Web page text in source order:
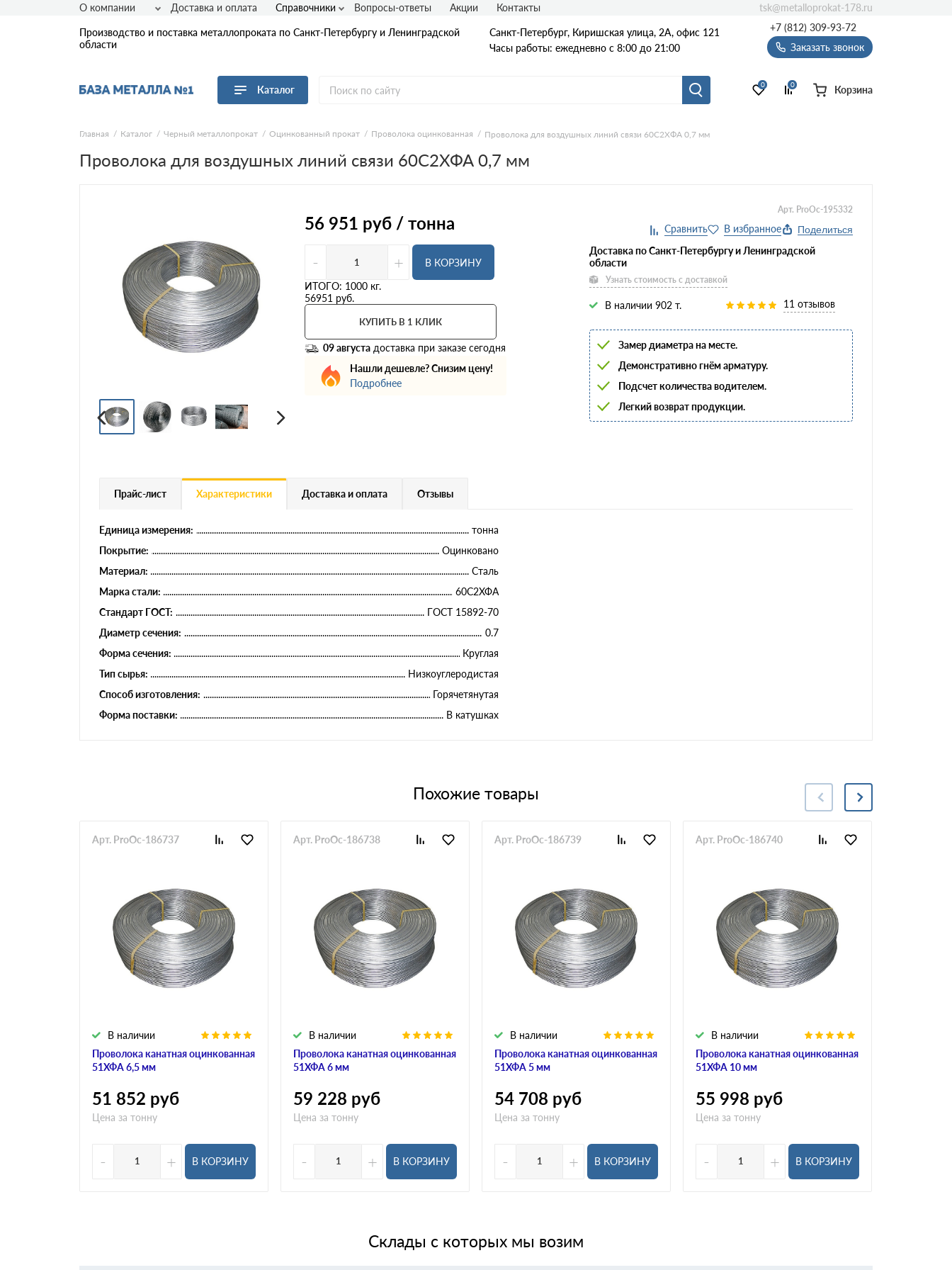
Производство и поставка металлопроката по Санкт-Петербургу и Ленинградской
области
Санкт-Петербург, Киришская улица, 2А, офис 121
Часы работы: ежедневно с 8:00 до 21:00
+7 (812) 309-93-72
Заказать звонок
Каталог
Перейти в каталог
Арматура
Фасонный прокат
Оцинкованный прокат
Рулонная сталь
Винтовые сваи
Профнастил
Евроштакетник
Цветной металлопрокат
Гладкая А1
A400
25Г2С
А500С
Для фундамента
Композитная арматура
10
14
16
0 0 Корзина
О компании Доставка и оплата Справочники Вопросы-ответы Акции Контакты tsk@metalloprokat-178.ru
Главная Каталог Черный металлопрокат Оцинкованный прокат Проволока оцинкованная Проволока для воздушных линий связи 60С2ХФА 0,7 мм
Проволока для воздушных линий связи 60С2ХФА 0,7 мм
56 951 руб / тонна
Арт. ProOc-195332
Поделиться
- +
В КОРЗИНУ
ИТОГО: 1000 кг.
56951 руб.
КУПИТЬ В 1 КЛИК
09 августа доставка при заказе сегодня
Нашли дешевле? Снизим цену!
Подробнее
Доставка по Санкт-Петербургу и Ленинградской
области
Узнать стоимость с доставкой
В наличии 902 т. 11 отзывов
Замер диаметра на месте.
Демонстративно гнём арматуру.
Подсчет количества водителем.
Легкий возврат продукции.
Прайс-лист Характеристики Доставка и оплата Отзывы
Единица измерения:
тонна
Покрытие:
Оцинковано
Материал:
Сталь
Марка стали:
60С2ХФА
Стандарт ГОСТ:
ГОСТ 15892-70
Диаметр сечения:
0.7
Форма сечения:
Круглая
Тип сырья:
Низкоуглеродистая
Способ изготовления:
Горячетянутая
Форма поставки:
В катушках
Похожие товары
Проволока канатная оцинкованная
51ХФА 6,5 мм
В наличии
Арт. ProOc-186737
51 852 руб
Цена за тонну
- + В КОРЗИНУ
Проволока канатная оцинкованная
51ХФА 6 мм
В наличии
Арт. ProOc-186738
59 228 руб
Цена за тонну
- + В КОРЗИНУ
Проволока канатная оцинкованная
51ХФА 5 мм
В наличии
Арт. ProOc-186739
54 708 руб
Цена за тонну
- + В КОРЗИНУ
Проволока канатная оцинкованная
51ХФА 10 мм
В наличии
Арт. ProOc-186740
55 998 руб
Цена за тонну
- + В КОРЗИНУ
Склады с которых мы возим